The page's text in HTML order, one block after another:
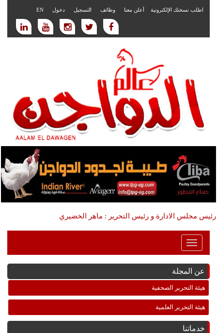
اطلب نسختك الإلكترونية أعلن معنا وظائف التسجيل دخول EN
رئيس مجلس الادارة و رئيس التحرير : ماهر الخضيري
Toggle
Navigation
عن المجلة
هيئة التحرير الصحفية
هيئة التحرير العلمية
خدماتنا